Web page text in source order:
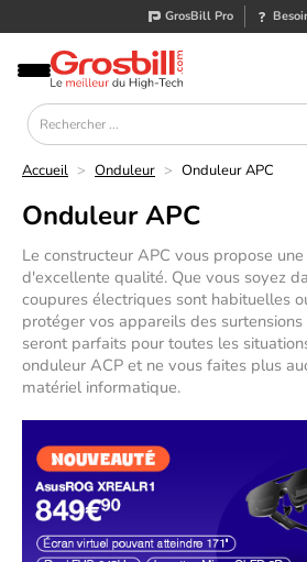
GrosBill Pro
Accueil > Onduleur > Onduleur APC
Onduleur APC
Le constructeur APC vous propose
d'excellente qualité. Que vous soyez
coupures électriques sont habituelles
protéger vos appareils des
seront parfaits pour toutes les
onduleur ACP et ne vous faites plus
matériel informatique.